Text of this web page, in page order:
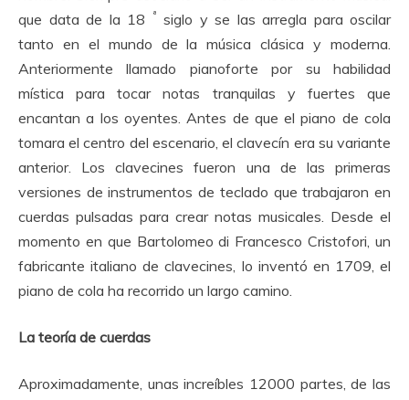
que data de la 18
ª siglo y se las arregla para oscilar
tanto en el mundo de la música clásica y moderna.
Anteriormente llamado pianoforte por su habilidad
mística para tocar notas tranquilas y fuertes que
encantan a los oyentes.Antes de que el piano de cola
tomara el centro del escenario, el clavecín era su variante
anterior. Los clavecines fueron una de las primeras
versiones de instrumentos de teclado que trabajaron en
cuerdas pulsadas para crear notas musicales. Desde el
momento en que Bartolomeo di Francesco Cristofori, un
fabricante italiano de clavecines, lo inventó en 1709, el
piano de cola ha recorrido un largo camino.
La teoría de cuerdas
Aproximadamente, unas increíbles 12000 partes, de las